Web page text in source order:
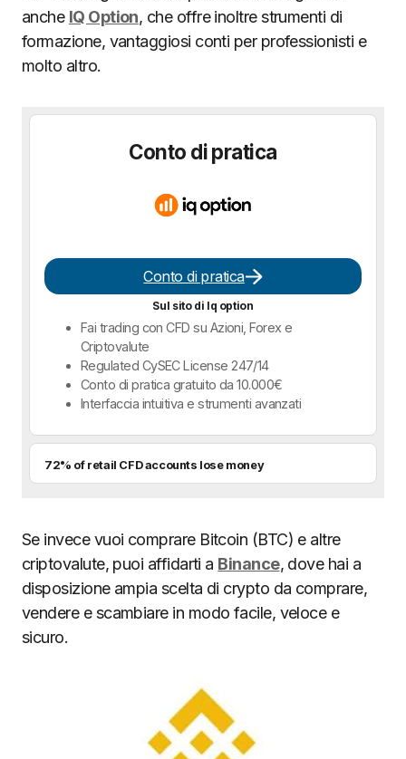
anche IQ Option, che offre inoltre strumenti di
formazione, vantaggiosi conti per professionisti e
molto altro.
Conto di pratica
Conto di pratica
Sul sito di Iq option
Fai trading con CFD su Azioni, Forex e
Criptovalute
Regulated CySEC License 247/14
Conto di pratica gratuito da 10.000€
Interfaccia intuitiva e strumenti avanzati
72% of retail CFD accounts lose money
Se invece vuoi comprare Bitcoin (BTC) e altre
criptovalute, puoi affidarti a Binance, dove hai a
disposizione ampia scelta di crypto da comprare,
vendere e scambiare in modo facile, veloce e
sicuro.